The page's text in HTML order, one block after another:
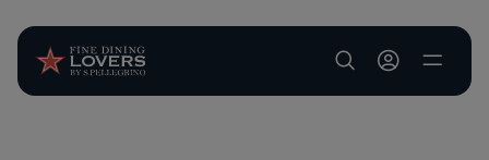
User account